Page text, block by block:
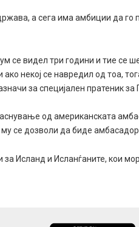
а сега има амбиции да го
се видел три години и тие се
некој се навредил од тоа,
за специјален пратеник за
од американската
му се дозволи да биде
Исланд и Исланѓаните, кои